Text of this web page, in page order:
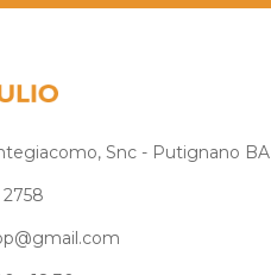
Snc - Putignano BA